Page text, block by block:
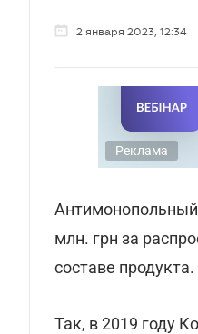
2 января 2023, 12:34
Реклама
млн. грн за
составе
Так, в 2019 году